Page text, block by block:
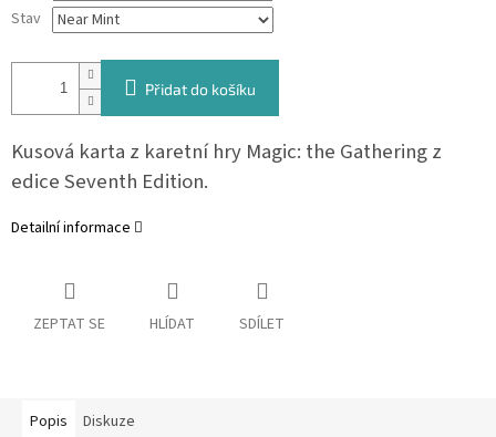
Stav
Přidat do košíku
Kusová karta z karetní hry Magic: the Gathering z
edice Seventh Edition.
Detailní informace
ZEPTAT SE HLÍDAT SDÍLET
Popis Diskuze